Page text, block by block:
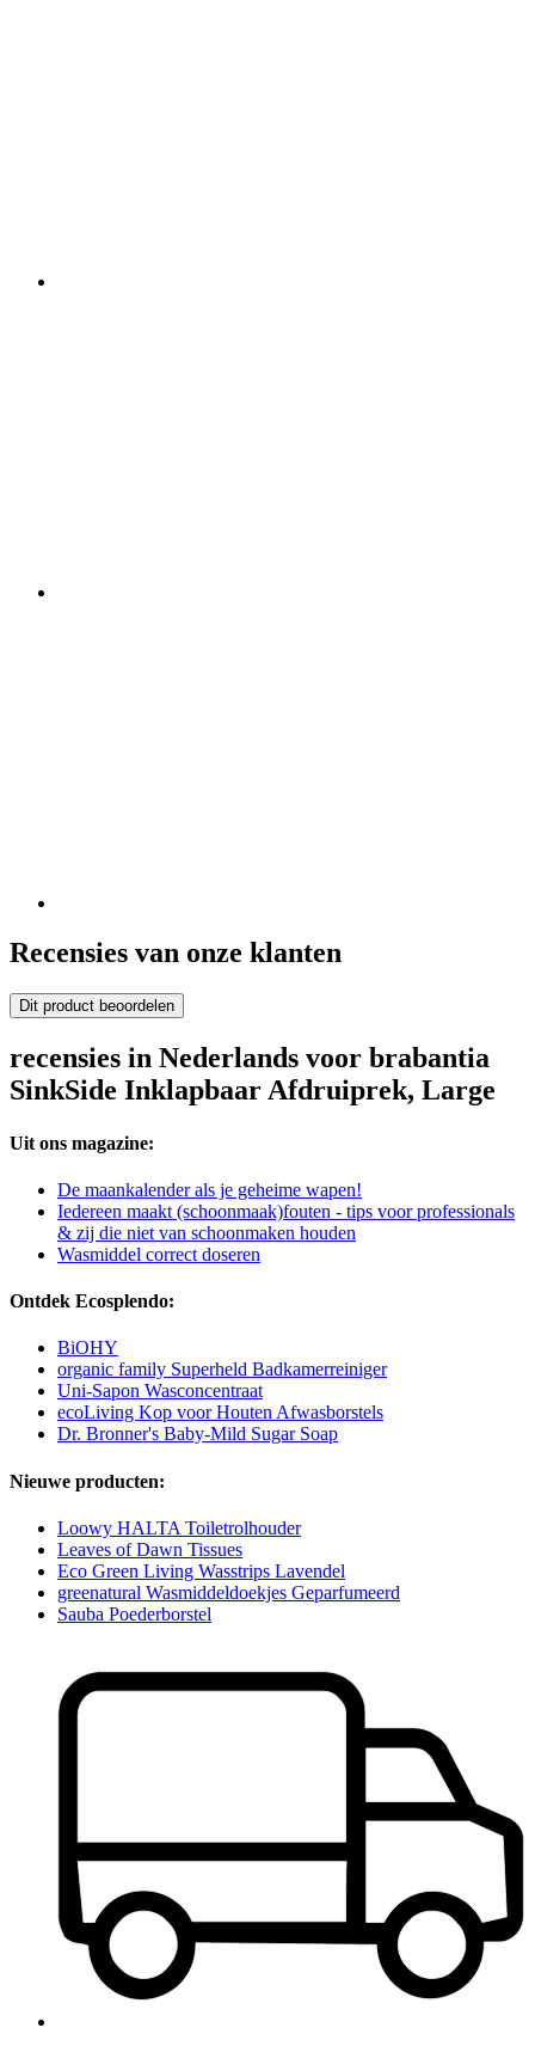
Recensies van onze klanten
Dit product beoordelen
recensies in Nederlands voor brabantia
SinkSide Inklapbaar Afdruiprek, Large
Uit ons magazine:
De maankalender als je geheime wapen!
Iedereen maakt (schoonmaak)fouten - tips voor professionals
& zij die niet van schoonmaken houden
Wasmiddel correct doseren
Ontdek Ecosplendo:
BiOHY
organic family Superheld Badkamerreiniger
Uni-Sapon Wasconcentraat
ecoLiving Kop voor Houten Afwasborstels
Dr. Bronner's Baby-Mild Sugar Soap
Nieuwe producten:
Loowy HALTA Toiletrolhouder
Leaves of Dawn Tissues
Eco Green Living Wasstrips Lavendel
greenatural Wasmiddeldoekjes Geparfumeerd
Sauba Poederborstel